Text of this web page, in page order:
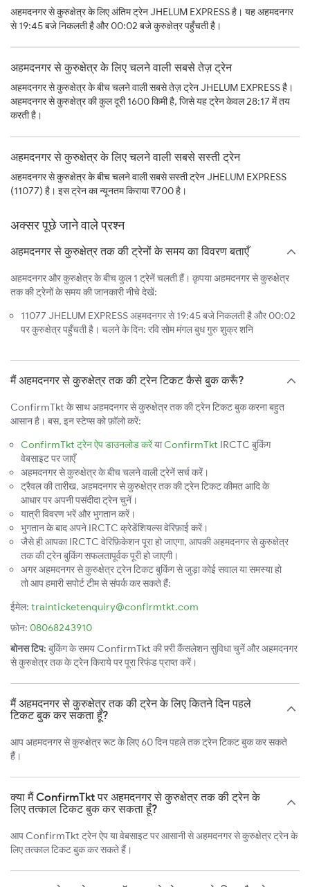
अहमदनगर से कुरुक्षेत्र के लिए अंतिम ट्रेन JHELUM EXPRESS है। यह अहमदनगर
से 19:45 बजे निकलती है और 00:02 बजे कुरुक्षेत्र पहुँचती है।
अहमदनगर से कुरुक्षेत्र के लिए चलने वाली सबसे तेज़ ट्रेन
अहमदनगर से कुरुक्षेत्र के बीच चलने वाली सबसे तेज़ ट्रेन JHELUM EXPRESS है।
अहमदनगर से कुरुक्षेत्र की कुल दूरी 1600 किमी है, जिसे यह ट्रेन केवल 28:17 में तय
करती है।
अहमदनगर से कुरुक्षेत्र के लिए चलने वाली सबसे सस्ती ट्रेन
अहमदनगर से कुरुक्षेत्र के बीच चलने वाली सबसे सस्ती ट्रेन JHELUM EXPRESS
(11077) है। इस ट्रेन का न्यूनतम किराया ₹700 है।
अक्सर पूछे जाने वाले प्रश्न
अहमदनगर से कुरुक्षेत्र तक की ट्रेनों के समय का विवरण बताएँ
अहमदनगर और कुरुक्षेत्र के बीच कुल 1 ट्रेनें चलती हैं। कृपया अहमदनगर से कुरुक्षेत्र
तक की ट्रेनों के समय की जानकारी नीचे देखें:
11077 JHELUM EXPRESS अहमदनगर से 19:45 बजे निकलती है और 00:02
पर कुरुक्षेत्र पहुँचती है। चलने के दिन: रवि सोम मंगल बुध गुरु शुक्र शनि
मैं अहमदनगर से कुरुक्षेत्र तक की ट्रेन टिकट कैसे बुक करूँ?
ConfirmTkt के साथ अहमदनगर से कुरुक्षेत्र तक की ट्रेन टिकट बुक करना बहुत
आसान है। बस, इन स्टेप्स को फ़ॉलो करें:
ConfirmTkt ट्रेन ऐप डाउनलोड करेंयाConfirmTkt IRCTC बुकिंग
वेबसाइट पर जाएँ
अहमदनगर से कुरुक्षेत्र के बीच चलने वाली ट्रेनें सर्च करें।
ट्रैवल की तारीख, अहमदनगर से कुरुक्षेत्र तक की ट्रेन टिकट कीमत आदि के
आधार पर अपनी पसंदीदा ट्रेन चुनें।
यात्री विवरण भरें और भुगतान करें।
भुगतान के बाद अपने IRCTC क्रेडेंशियल्स वेरिफ़ाई करें।
जैसे ही आपका IRCTC वेरिफ़िकेशन पूरा हो जाएगा, आपकी अहमदनगर से कुरुक्षेत्र
तक की ट्रेन बुकिंग सफलतापूर्वक पूरी हो जाएगी।
अगर अहमदनगर से कुरुक्षेत्र ट्रेन टिकट बुकिंग से जुड़ा कोई सवाल या समस्या हो
तो आप हमारी सपोर्ट टीम से संपर्क कर सकते हैं:
ईमेल: trainticketenquiry@confirmtkt.com
फ़ोन: 08068243910
बोनस टिप: बुकिंग के समय ConfirmTkt की फ़्री कैंसलेशन सुविधा चुनें और अहमदनगर
से कुरुक्षेत्र तक के ट्रेन किराये पर पूरा रिफंड प्राप्त करें।
मैं अहमदनगर से कुरुक्षेत्र तक की ट्रेन के लिए कितने दिन पहले
टिकट बुक कर सकता हूँ?
आप अहमदनगर से कुरुक्षेत्र रूट के लिए 60 दिन पहले तक ट्रेन टिकट बुक कर सकते
हैं।
क्या मैं ConfirmTkt पर अहमदनगर से कुरुक्षेत्र तक की ट्रेन के
लिए तत्काल टिकट बुक कर सकता हूँ?
आप ConfirmTkt ट्रेन ऐप या वेबसाइट पर आसानी से अहमदनगर से कुरुक्षेत्र ट्रेन के
लिए तत्काल टिकट बुक कर सकते हैं।